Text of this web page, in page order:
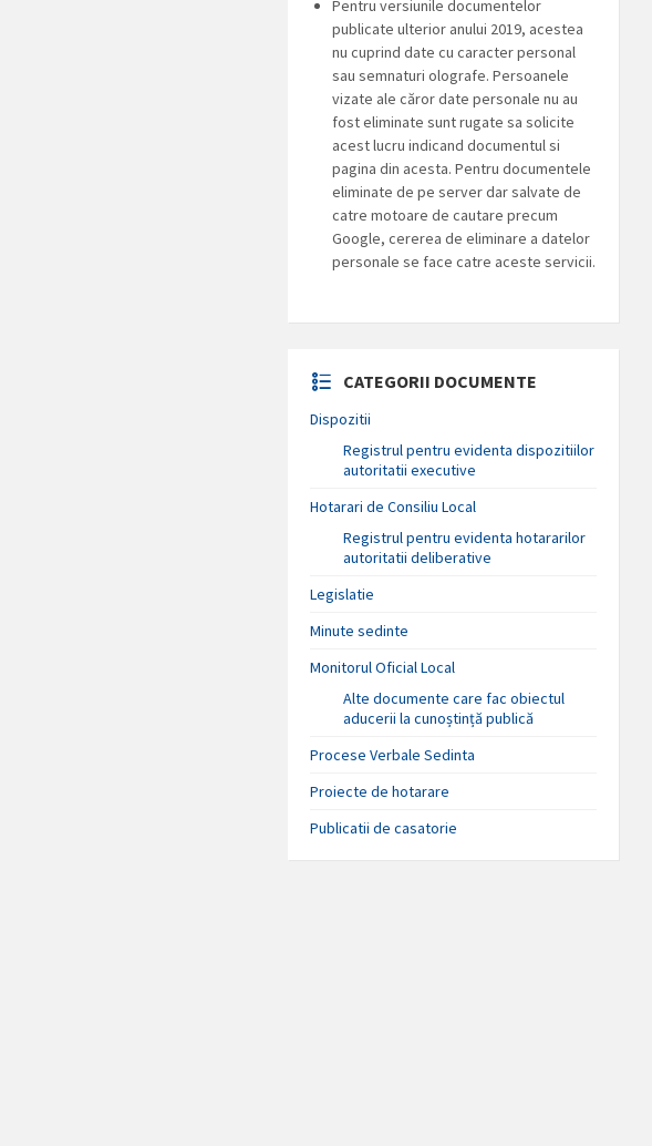
Pentru versiunile documentelor
publicate ulterior anului 2019, acestea
nu cuprind date cu caracter personal
sau semnaturi olografe. Persoanele
vizate ale căror date personale nu au
fost eliminate sunt rugate sa solicite
acest lucru indicand documentul si
pagina din acesta. Pentru documentele
eliminate de pe server dar salvate de
catre motoare de cautare precum
Google, cererea de eliminare a datelor
personale se face catre aceste servicii.
CATEGORII DOCUMENTE
Dispozitii
Registrul pentru evidenta dispozitiilor
autoritatii executive
Hotarari de Consiliu Local
Registrul pentru evidenta hotararilor
autoritatii deliberative
Legislatie
Minute sedinte
Monitorul Oficial Local
Alte documente care fac obiectul
aducerii la cunoștință publică
Procese Verbale Sedinta
Proiecte de hotarare
Publicatii de casatorie